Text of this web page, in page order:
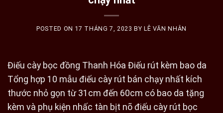
POSTED ON 17 THÁNG 7, 2023 BY LÊ VĂN NHÂN
Điếu cày bọc đồng Thanh Hóa Điếu rút kèm bao da
Tổng hợp 10 mẫu điếu cày rút bán chạy nhất kích
thước nhỏ gọn từ 31cm đến 60cm có bao da tặng
kèm và phụ kiện nhấc tàn bịt nõ điếu cày rút bọc